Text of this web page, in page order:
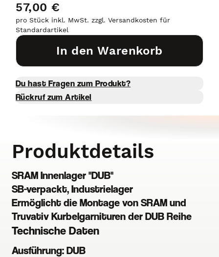
57,00 €
pro Stück inkl. MwSt. zzgl. Versandkosten für
Standardartikel
In den Warenkorb
Du hast Fragen zum Produkt?
Rückruf zum Artikel
Produktdetails
SRAM Innenlager "DUB"
SB-verpackt, Industrielager
Ermöglicht die Montage von SRAM und
Truvativ Kurbelgarnituren der DUB Reihe
Technische Daten
Ausführung:DUB